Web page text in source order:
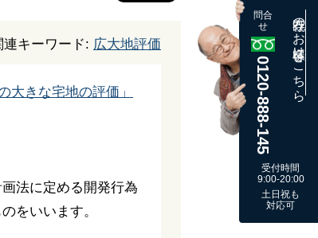
連キーワード: 広大地評価
大きな宅地の評価」
法に定める開発行為
をいいます。
問合
せ
0120-888-145
既存のお客様はこちら
受付時間
9:00-20:00
土日祝も
対応可